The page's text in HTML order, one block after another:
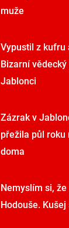
muže
Vypustil z kufru
Bizarní
Jablonci
Zázrak v
přežila půl roku
doma
Nemyslím si,
Hodouše. Kušej